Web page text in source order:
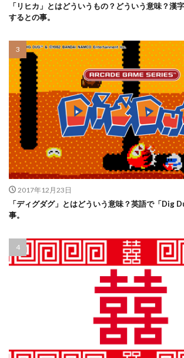
「リヒカ」とはどういうもの？どういう意味？漢
するとの事。
2017年12月23日
「ディグダグ」とはどういう意味？英語で「Dig
事。